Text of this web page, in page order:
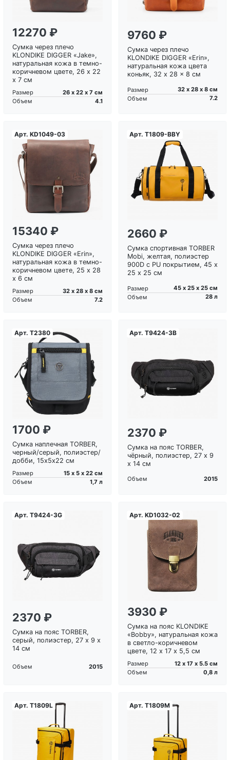
12270 ₽
Сумка через плечо
KLONDIKE DIGGER «Jake»,
натуральная кожа в темно-
коричневом цвете, 26 x 22
x 7 см
Размер
26 х 22 х 7 см
Объем
4.1
9760 ₽
Сумка через плечо
KLONDIKE DIGGER «Erin»,
натуральная кожа цвета
коньяк, 32 x 28 x 8 см
Размер
32 х 28 х 8 см
Объем
7.2
Арт. KD1049-03
15340 ₽
Сумка через плечо
KLONDIKE DIGGER «Erin»,
натуральная кожа в темно-
коричневом цвете, 25 x 28
x 6 см
Размер
32 х 28 х 8 см
Объем
7.2
Арт. T1809-BBY
2660 ₽
Сумка спортивная TORBER
Mobi, желтая, полиэстер
900D с PU покрытием, 45 х
25 х 25 см
Размер
45 х 25 х 25 см
Объем
28 л
Арт. T2380
Загрузка...
1700 ₽
Сумка наплечная TORBER,
черный/серый, полиэстер/
добби, 15х5х22 см
Размер
15 х 5 х 22 см
Объем
1,7 л
Арт. T9424-3B
2370 ₽
Сумка на пояс TORBER,
чёрный, полиэстер, 27 х 9
х 14 см
Объем 2015
Арт. T9424-3G
Загрузка...
2370 ₽
Сумка на пояс TORBER,
серый, полиэстер, 27 х 9 х
14 см
Объем 2015
Арт. KD1032-02
Загрузка...
3930 ₽
Сумка на пояс KLONDIKE
«Bobby», натуральная кожа
в светло-коричневом
цвете, 12 х 17 х 5,5 см
Размер
12 х 17 х 5.5 см
Объем
0,8 л
Арт. T1809L
Загрузка...
Арт. T1809M
Загрузка...